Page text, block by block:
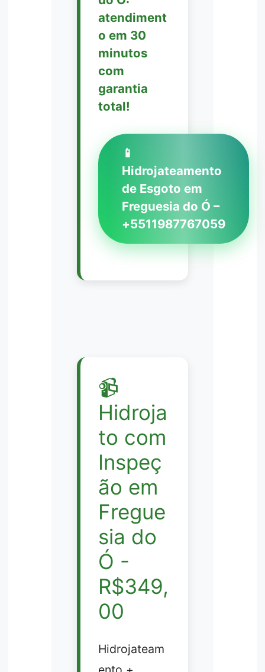
atendiment
o em 30
minutos
com
garantia
total!
📱
Hidrojateamento
de Esgoto em
Freguesia do Ó –
+5511987767059
📹
Hidroja
to com
Inspeç
ão em
Fregue
sia do
Ó -
R$349,
00
Hidrojateam